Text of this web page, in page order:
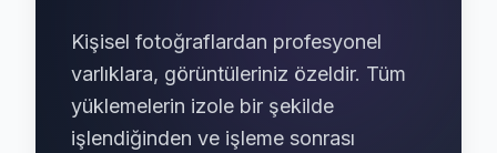
Kişisel fotoğraflardan profesyonel
varlıklara, görüntüleriniz özeldir. Tüm
yüklemelerin izole bir şekilde
işlendiğinden ve işleme sonrası